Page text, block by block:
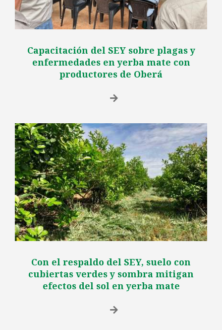
Capacitación del SEY sobre plagas y
enfermedades en yerba mate con
productores de Oberá
Con el respaldo del SEY, suelo con
cubiertas verdes y sombra mitigan
efectos del sol en yerba mate